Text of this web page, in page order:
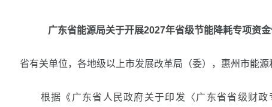
广东省能源局关于开展2027年省级节能降耗专项资
省有关单位，各地级以上市发展改革局（委），惠州市能源
根据《广东省人民政府关于印发〈广东省省级财政